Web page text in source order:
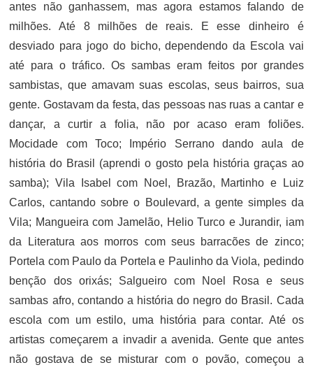
antes não ganhassem, mas agora estamos falando de
milhões. Até 8 milhões de reais. E esse dinheiro é
desviado para jogo do bicho, dependendo da Escola vai
até para o tráfico. Os sambas eram feitos por grandes
sambistas, que amavam suas escolas, seus bairros, sua
gente. Gostavam da festa, das pessoas nas ruas a cantar e
dançar, a curtir a folia, não por acaso eram foliões.
Mocidade com Toco; Império Serrano dando aula de
história do Brasil (aprendi o gosto pela história graças ao
samba); Vila Isabel com Noel, Brazão, Martinho e Luiz
Carlos, cantando sobre o Boulevard, a gente simples da
Vila; Mangueira com Jamelão, Helio Turco e Jurandir, iam
da Literatura aos morros com seus barracões de zinco;
Portela com Paulo da Portela e Paulinho da Viola, pedindo
benção dos orixás; Salgueiro com Noel Rosa e seus
sambas afro, contando a história do negro do Brasil. Cada
escola com um estilo, uma história para contar. Até os
artistas começarem a invadir a avenida. Gente que antes
não gostava de se misturar com o povão, começou a